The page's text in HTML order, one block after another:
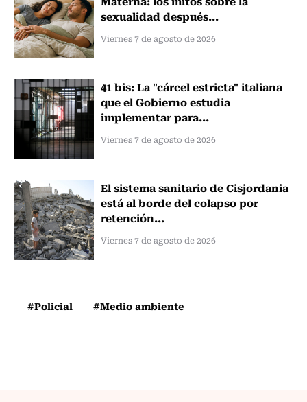
sexualidad después...
Viernes 7 de agosto de 2026
41 bis: La "cárcel estricta" italiana
que el Gobierno estudia
implementar para...
Viernes 7 de agosto de 2026
El sistema sanitario de Cisjordania
está al borde del colapso por
retención...
Viernes 7 de agosto de 2026
#Policial #Medio ambiente